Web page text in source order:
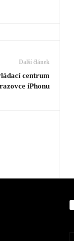
Další článek
centrum
iPhonu